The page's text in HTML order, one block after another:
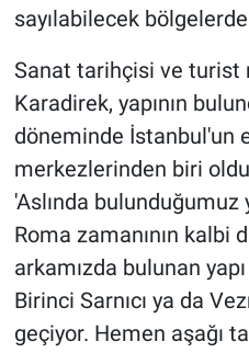
sayılabilecek
Sanat tarihçisi ve turist
Karadirek, yapının
döneminde İstanbul'un
merkezlerinden biri
'Aslında bulunduğumuz
Roma zamanının kalbi
arkamızda bulunan
Birinci Sarnıcı ya da
geçiyor. Hemen aşağı